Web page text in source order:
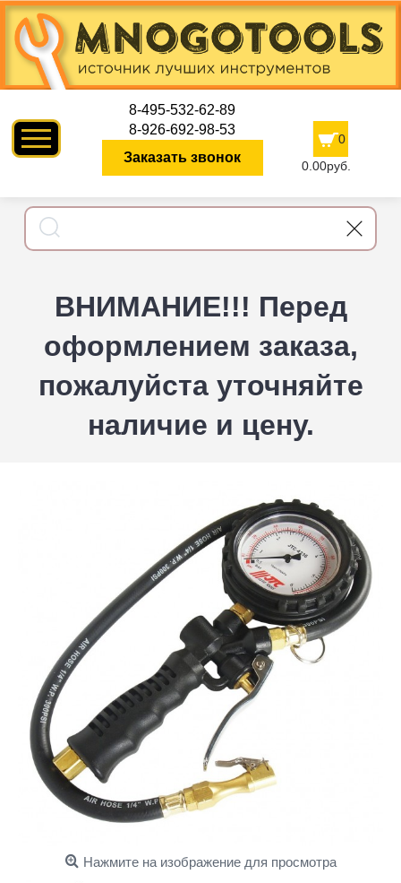
8-495-532-62-89
8-926-692-98-53
Заказать звонок
0
0.00руб.
ВНИМАНИЕ!!! Перед
оформлением заказа,
пожалуйста уточняйте
наличие и цену.
Нажмите на изображение для просмотра